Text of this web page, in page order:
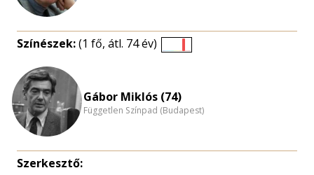
Színészek:(1 fő, átl. 74 év)
nagyítása
Gábor Miklós (74)
Független Színpad (Budapest)
Szerkesztő: